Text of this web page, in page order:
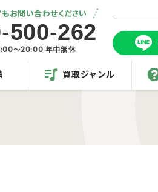
買取ジャンル
もお問い合わせください
-500-262
〜20:00 年中無休